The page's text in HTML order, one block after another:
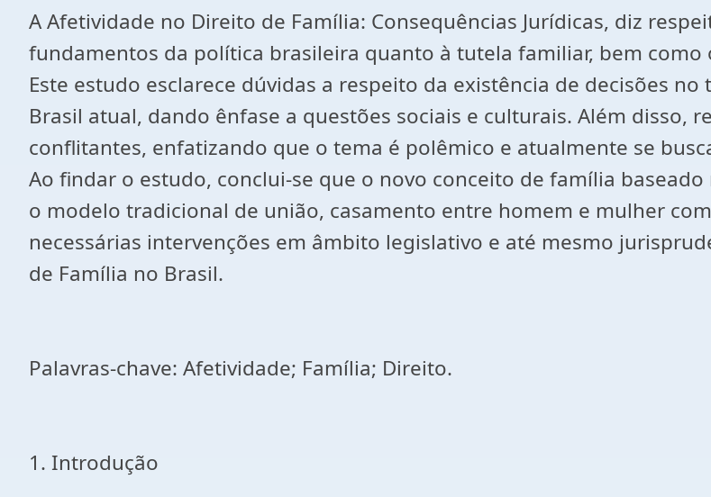
A Afetividade no Direito de Família: Consequências Jurídicas, diz
fundamentos da política brasileira quanto à tutela familiar, bem
Este estudo esclarece dúvidas a respeito da existência de decisões
Brasil atual, dando ênfase a questões sociais e culturais. Além disso,
conflitantes, enfatizando que o tema é polêmico e atualmente se
Ao findar o estudo, conclui-se que o novo conceito de família
o modelo tradicional de união, casamento entre homem e mulher
necessárias intervenções em âmbito legislativo e até mesmo
de Família no Brasil.
Palavras-chave: Afetividade; Família; Direito.
1. Introdução